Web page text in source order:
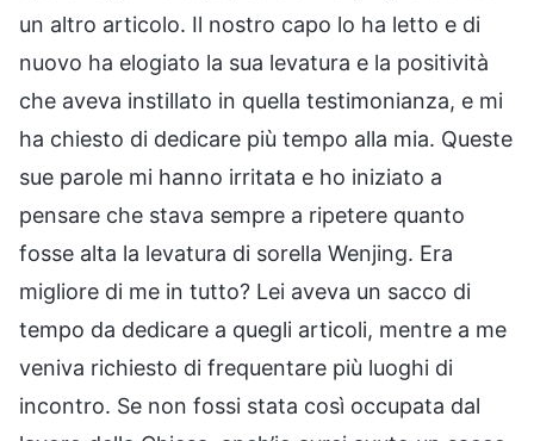
un altro articolo. Il nostro capo lo ha letto e di
nuovo ha elogiato la sua levatura e la positività
che aveva instillato in quella testimonianza, e mi
ha chiesto di dedicare più tempo alla mia. Queste
sue parole mi hanno irritata e ho iniziato a
pensare che stava sempre a ripetere quanto
fosse alta la levatura di sorella Wenjing. Era
migliore di me in tutto? Lei aveva un sacco di
tempo da dedicare a quegli articoli, mentre a me
veniva richiesto di frequentare più luoghi di
incontro. Se non fossi stata così occupata dal